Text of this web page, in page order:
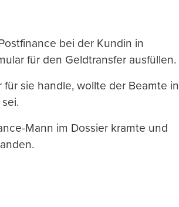
bei der Kundin in
für den Geldtransfer ausfüllen.
sie handle, wollte der Beamte in
Mann im Dossier kramte und